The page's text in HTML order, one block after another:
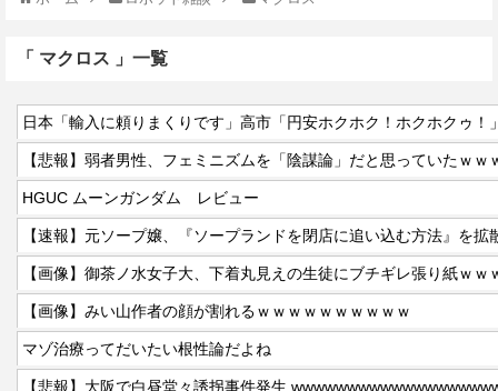
「 マクロス 」一覧
日本「輸入に頼りまくりです」高市「円安ホクホク！ホクホクゥ
【悲報】弱者男性、フェミニズムを「陰謀論」だと思っていたｗｗ
HGUC ムーンガンダム レビュー
【速報】元ソープ嬢、『ソープランドを閉店に追い込む方法』を
【画像】御茶ノ水女子大、下着丸見えの生徒にブチギレ張り紙ｗｗ
【画像】みい山作者の顔が割れるｗｗｗｗｗｗｗｗｗｗ
マゾ治療ってだいたい根性論だよね